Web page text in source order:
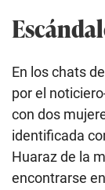
d
s
0
s
e
c
n
d
s
En los chats
por el
con dos
identificada
Huaraz de la
encontrarse